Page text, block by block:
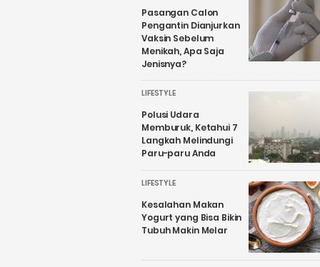
Pasangan Calon
Pengantin Dianjurkan
Vaksin Sebelum
Menikah, Apa Saja
Jenisnya?
LIFESTYLE
Polusi Udara
Memburuk, Ketahui 7
Langkah Melindungi
Paru-paru Anda
LIFESTYLE
Kesalahan Makan
Yogurt yang Bisa Bikin
Tubuh Makin Melar